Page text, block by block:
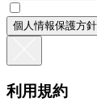
個人情報保護方
利用規約